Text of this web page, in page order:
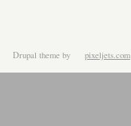
Drupal theme by pixeljets.com